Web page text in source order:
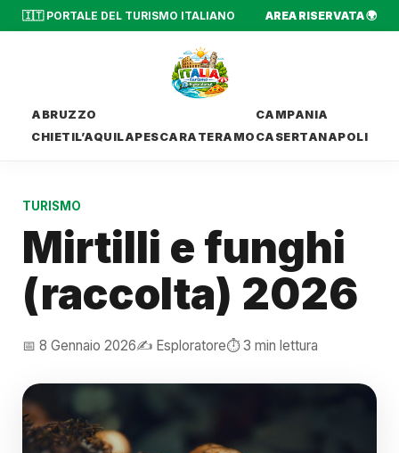
🇮🇹 PORTALE DEL TURISMO ITALIANO AREA RISERVATA 🌍
ABRUZZO
CHIETIL’AQUILAPESCARA TERAMO
CAMPANIA
CASERTANAPOLI
TURISMO
Mirtilli e funghi
(raccolta) 2026
📅 8 Gennaio 2026✍️ Esploratore⏱️ 3 min lettura